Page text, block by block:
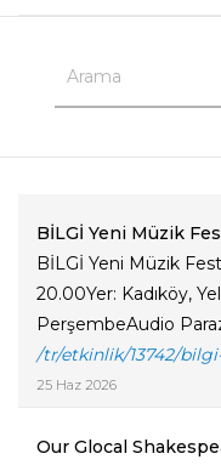
BİLGİ Yeni Müzik
BİLGİ Yeni Müzik
20.00Yer: Kadıköy,
PerşembeAudio
/tr/etkinlik/13742/
25 Haz 2026
Our Glocal